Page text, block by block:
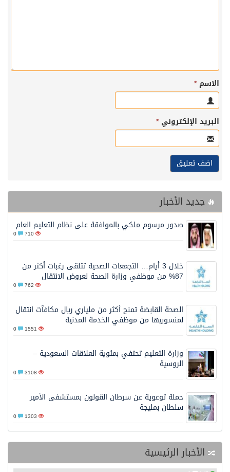
الاسم*
البريد الإلكتروني*
جديد الأخبار
صدور مرسوم ملكي بالموافقة على نظام التعليم العام
710
خلال 3 أيام… التجمعات الصحية تتلقى رغبات أكثر من
87% من موظفي وزارة الصحة لعروض الانتقال
762
الصحة القابضة تمنح أكثر من ملياري ريال مكافآت انتقال
لمنسوبيها من موظفي الخدمة المدنية
1551
وزارة التعليم تحتفي بمئوية العلاقات السعودية –
الروسية
3108
حملة توعوية عن سرطان القولون بمستشفى الأمير
سلطان بمليجة
1303
الأخبار الرئيسية